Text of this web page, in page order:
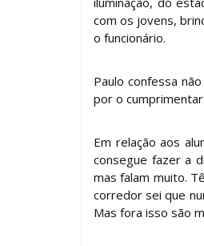
com os jovens,
o funcionário.
Paulo confessa
por o
Em relação aos
consegue fazer a
mas falam muito.
corredor sei que
Mas fora isso são